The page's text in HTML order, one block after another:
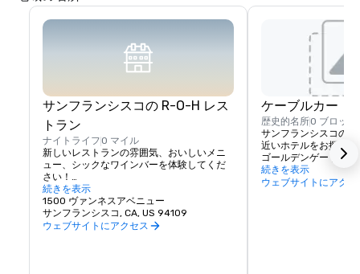
サンフランシスコの R-O-H レス
トラン
ナイトライフ 0 マイル
新しいレストランの雰囲気、おいしいメニ
ュー、シックなワインバーを体験してくだ
さい！
ホリデイ・インサンフランシスコホテルに
ご宿泊のお客様は、サンフランシスコでお
いしいレストランを探すのに遠くまで足を
続きを表示
1500 ヴァンネスアベニュー
サンフランシスコ, CA, US 94109
ウェブサイトにアクセス
ケーブルカー
歴史的名所0 ブロック
サンフランシスコの
近いホテルをお探し
ゴールデンゲートウ
ォルニアストリート
にあります。カリフ
続きを表示
ウェブサイトにアクセ